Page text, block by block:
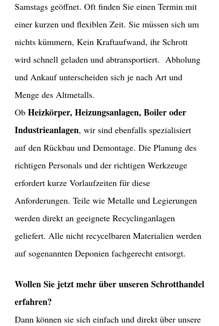
Samstags geöffnet. Oft finden Sie einen Termin mit
einer kurzen und flexiblen Zeit. Sie müssen sich um
nichts kümmern, Kein Kraftaufwand, ihr Schrott
wird schnell geladen und abtransportiert. Abholung
und Ankauf unterscheiden sich je nach Art und
Menge des Altmetalls.
Ob Heizkörper, Heizungsanlagen, Boiler oder
Industrieanlagen, wir sind ebenfalls spezialisiert
auf den Rückbau und Demontage. Die Planung des
richtigen Personals und der richtigen Werkzeuge
erfordert kurze Vorlaufzeiten für diese
Anforderungen. Teile wie Metalle und Legierungen
werden direkt an geeignete Recyclinganlagen
geliefert. Alle nicht recycelbaren Materialien werden
auf sogenannten Deponien fachgerecht entsorgt.
Wollen Sie jetzt mehr über unseren Schrotthandel
erfahren?
Dann können sie sich einfach und direkt über unsere